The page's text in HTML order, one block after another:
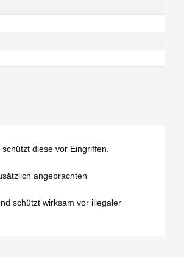
diese vor Eingriffen.
angebrachten
schützt wirksam vor illegaler